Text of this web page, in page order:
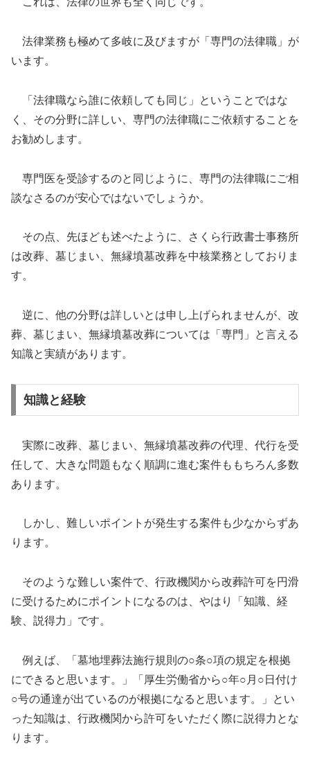
法律業務も極めて多岐に及びますが「専門の法律職」が
います。
「法律職なら誰に依頼しても同じ」ということではな
く、その分野に詳しい、専門の法律職にご依頼することを
お勧めします。
専門医を受診するのと同じように、専門の法律職にご相
談なさるのが安心ではないでしょうか。
その点、先ほども述べたように、さくら行政書士事務所
は改葬、墓じまい、無縁墳墓改葬を中核業務としておりま
す。
逆に、他の分野は詳しいとは申し上げられませんが、改
葬、墓じまい、無縁墳墓改葬については「専門」と言える
知識と実績があります。
知識と経験
実際に改葬、墓じまい、無縁墳墓改葬の代理、代行を受
任して、大きな問題もなく順調に進む案件ももちろん多数
あります。
しかし、難しいポイントが発生する案件も少なからずあ
ります。
そのような難しい案件で、行政機関から改葬許可を円滑
に受けるためにポイントになるのは、やはり「知識、経
験、説得力」です。
例えば、「墓地埋葬法施行規則の○条○項の規定を根拠
にできると思います。」「厚生労働省から○年○月○日付け
○号の通達が出ているのが根拠になると思います。」とい
った知識は、行政機関から許可をいただく際に説得力とな
ります。